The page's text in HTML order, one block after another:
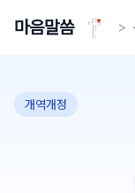
마음말씀 >
개역개정